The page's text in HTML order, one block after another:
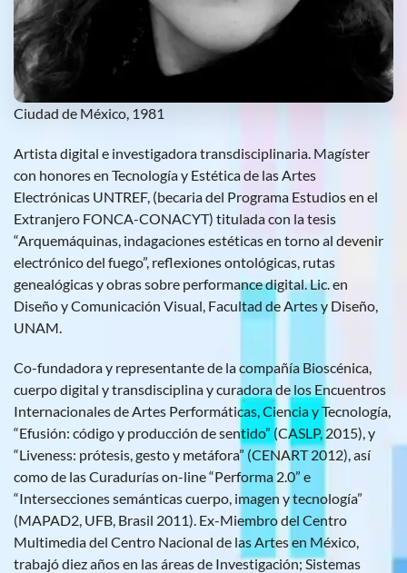
Ciudad de México, 1981
Artista digital e investigadora transdisciplinaria. Magíster
con honores en Tecnología y Estética de las Artes
Electrónicas UNTREF, (becaria del Programa Estudios en el
Extranjero FONCA-CONACYT) titulada con la tesis
“Arquemáquinas, indagaciones estéticas en torno al devenir
electrónico del fuego”, reflexiones ontológicas, rutas
genealógicas y obras sobre performance digital. Lic. en
Diseño y Comunicación Visual, Facultad de Artes y Diseño,
UNAM.
Co-fundadora y representante de la compañía Bioscénica,
cuerpo digital y transdisciplina y curadora de los Encuentros
Internacionales de Artes Performáticas, Ciencia y Tecnología,
“Efusión: código y producción de sentido” (CASLP, 2015), y
“Liveness: prótesis, gesto y metáfora” (CENART 2012), así
como de las Curadurías on-line “Performa 2.0” e
“Intersecciones semánticas cuerpo, imagen y tecnología”
(MAPAD2, UFB, Brasil 2011). Ex-Miembro del Centro
Multimedia del Centro Nacional de las Artes en México,
trabajó diez años en las áreas de Investigación; Sistemas